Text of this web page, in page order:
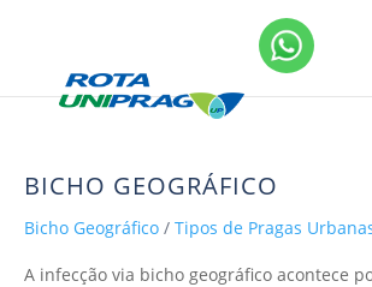
BICHO GEOGRÁFICO
Bicho Geográfico / Tipos de Pragas
A infecção via bicho geográfico acontece